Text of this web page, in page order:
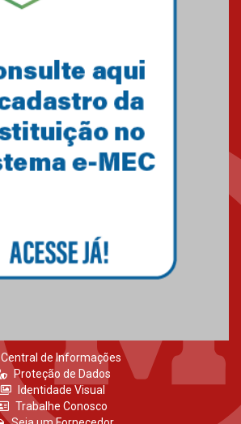
Primeiro culto do ano ressalta o
27.02.2026
Central de Informações
Proteção de Dados
Identidade Visual
Trabalhe Conosco